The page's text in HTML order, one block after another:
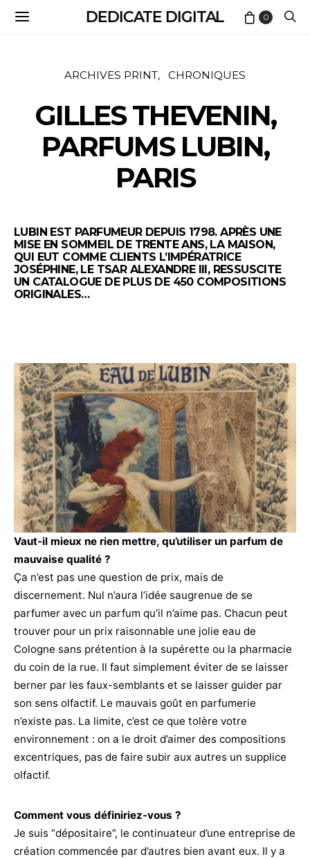
DEDICATE DIGITAL 0
ARCHIVES PRINT CHRONIQUES
GILLES THEVENIN,
PARFUMS LUBIN,
PARIS
LUBIN EST PARFUMEUR DEPUIS 1798. APRÈS UNE
MISE EN SOMMEIL DE TRENTE ANS, LA MAISON,
QUI EUT COMME CLIENTS L’IMPÉRATRICE
JOSÉPHINE, LE TSAR ALEXANDRE III, RESSUSCITE
UN CATALOGUE DE PLUS DE 450 COMPOSITIONS
ORIGINALES…
Vaut-il mieux ne rien mettre, qu’utiliser un parfum de
mauvaise qualité ?
Ça n’est pas une question de prix, mais de
discernement. Nul n’aura l’idée saugrenue de se
parfumer avec un parfum qu’il n’aime pas. Chacun peut
trouver pour un prix raisonnable une jolie eau de
Cologne sans prétention à la supérette ou la pharmacie
du coin de la rue. Il faut simplement éviter de se laisser
berner par les faux-semblants et se laisser guider par
son sens olfactif. Le mauvais goût en parfumerie
n’existe pas. La limite, c’est ce que tolère votre
environnement : on a le droit d’aimer des compositions
excentriques, pas de faire subir aux autres un supplice
olfactif.
Comment vous définiriez-vous ?
Je suis “dépositaire”, le continuateur d’une entreprise de
création commencée par d’autres bien avant eux. Il y a